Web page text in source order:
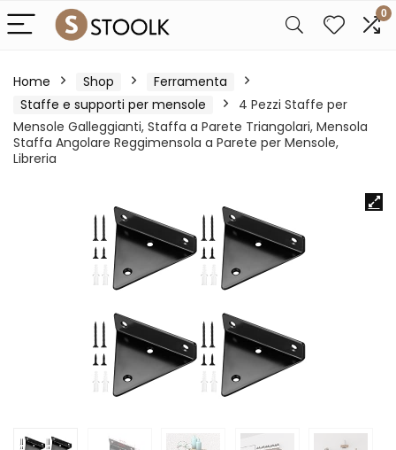
0
Home Shop
Ferramenta
Staffe e supporti per mensole
4 Pezzi Staffe per
Mensole Galleggianti, Staffa a Parete Triangolari, Mensola
Staffa Angolare Reggimensola a Parete per Mensole,
Libreria